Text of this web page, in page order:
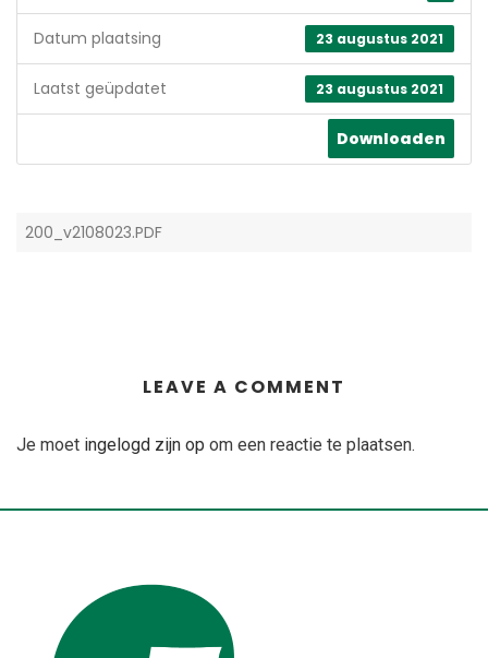
23 augustus 2021
Datum plaatsing
23 augustus 2021
Laatst geüpdatet
Downloaden
200_v2108023.PDF
LEAVE A COMMENT
Je moet ingelogd zijn op om een reactie te plaatsen.